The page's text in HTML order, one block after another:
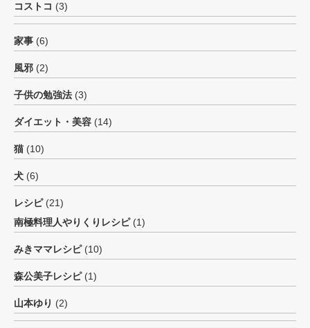
コストコ (3)
家事 (6)
風邪 (2)
子供の勉強法 (3)
ダイエット・美容 (14)
猫 (10)
犬 (6)
レシピ(21)
南極料理人やりくりレシピ(1)
みきママレシピ(10)
森公美子レシピ(1)
山本ゆり (2)